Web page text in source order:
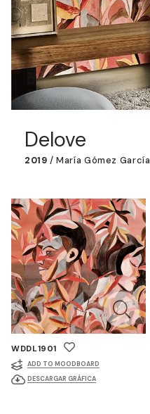
Delove
2019 / María Gómez García
WDDL1901
ADD TO MOODBOARD
DESCARGAR GRÁFICA